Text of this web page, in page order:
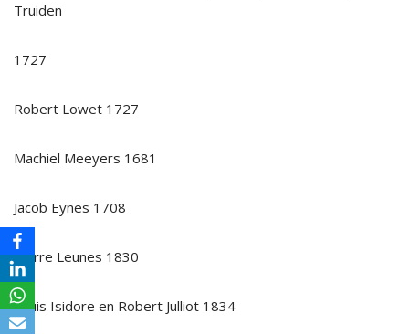
Truiden
1727
Robert Lowet 1727
Machiel Meeyers 1681
Jacob Eynes 1708
Pierre Leunes 1830
Louis Isidore en Robert Julliot 1834